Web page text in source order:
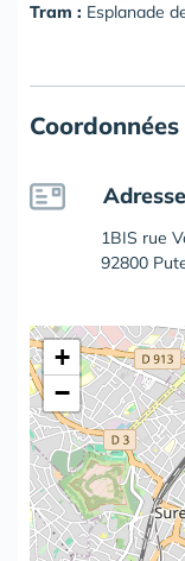
Tram : Esplanade
Coordonnées
Adresse
1BIS rue
92800
+
−